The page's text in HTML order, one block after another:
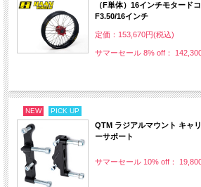
（F単体）16インチモタード
F3.50/16インチ
定価：153,670円(税込)
サマーセール 8% off：
NEW PICK UP
QTM ラジアルマウント キャ
ーサポート
サマーセール 10% off：